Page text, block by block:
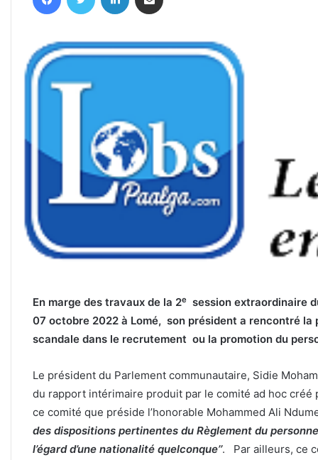
En marge des travaux de la 2e session extraordinaire
07 octobre 2022 à Lomé, son président a rencontré
scandale dans le recrutement ou la promotion du
Le président du Parlement communautaire, Sidie
du rapport intérimaire produit par le comité ad hoc
ce comité que préside l’honorable Mohammed Ali
des dispositions pertinentes du Règlement du
l’égard d’une nationalité quelconque’’. Par ailleurs, ce